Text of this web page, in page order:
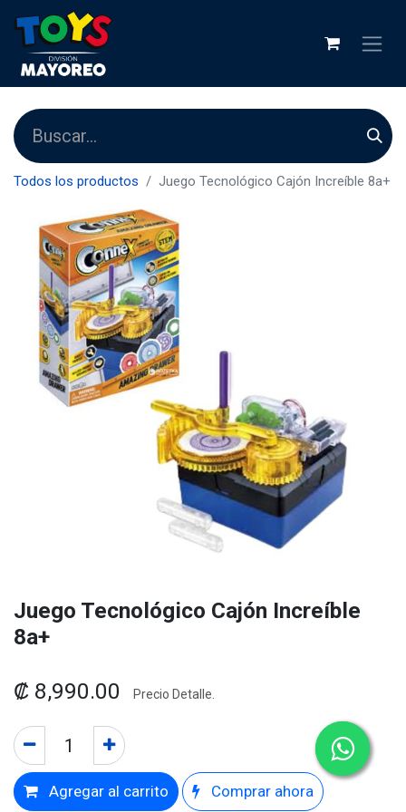
Todos los productos Juego Tecnológico Cajón Increíble 8a+
Juego Tecnológico Cajón Increíble
8a+
₡ 8,990.00 Precio Detalle.
Agregar al carrito Comprar ahora